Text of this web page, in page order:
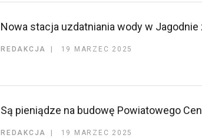
Nowa stacja uzdatniania wody w
REDAKCJA 19 MARZEC 2025
Są pieniądze na budowę Powiatowego
REDAKCJA 19 MARZEC 2025